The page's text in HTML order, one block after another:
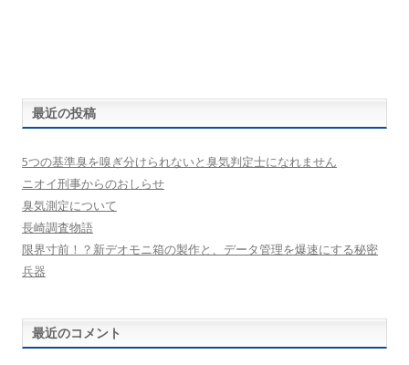
最近の投稿
5つの基準臭を嗅ぎ分けられないと臭気判定士になれません
ニオイ刑事からのおしらせ
臭気測定について
長崎調査物語
限界寸前！？新デオモニ箱の製作と、データ管理を爆速にする秘密
兵器
最近のコメント